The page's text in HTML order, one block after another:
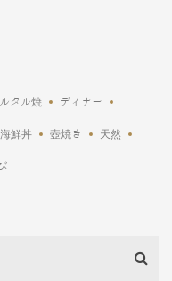
タル焼 ディナー
鮮丼 壺焼き 天然